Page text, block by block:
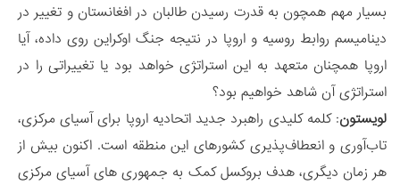
بسیار مهم همچون به قدرت رسیدن طالبان در افغانستان و تغییر در
دینامیسم روابط روسیه و اروپا در نتیجه جنگ اوکراین روی داده، آیا
اروپا همچنان متعهد به این استراتژی خواهد بود یا تغییراتی را در
استراتژی آن شاهد خواهیم بود؟
لویستون: کلمه کلیدی راهبرد جدید اتحادیه اروپا برای آسیای مرکزی،
تاب‌آوری و انعطاف‌پذیری کشورهای این منطقه است. اکنون بیش از
هر زمان دیگری، هدف بروکسل کمک به جمهوری های آسیای مرکزی